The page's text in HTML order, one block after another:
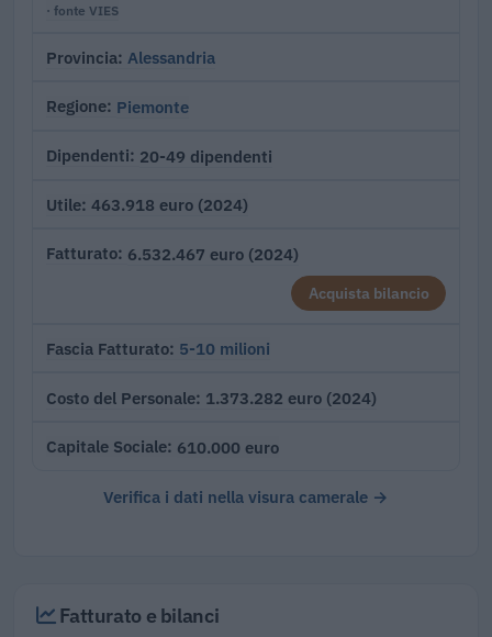
· fonte VIES
Provincia Alessandria
Regione Piemonte
Dipendenti 20-49 dipendenti
Utile 463.918 euro (2024)
Fatturato 6.532.467 euro (2024)
Acquista bilancio
Fascia Fatturato 5-10 milioni
Costo del Personale 1.373.282 euro (2024)
Capitale Sociale 610.000 euro
Verifica i dati nella visura camerale →
Fatturato e bilanci